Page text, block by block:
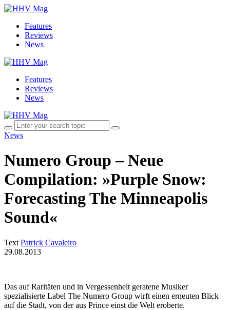
Features
Reviews
News
Features
Reviews
News
News
Numero Group – Neue
Compilation: »Purple Snow:
Forecasting The Minneapolis
Sound«
Text Patrick Cavaleiro
29.08.2013
Das auf Raritäten und in Vergessenheit geratene Musiker
spezialisierte Label The Numero Group wirft einen erneuten Blick
auf die Stadt, von der aus Prince einst die Welt eroberte.